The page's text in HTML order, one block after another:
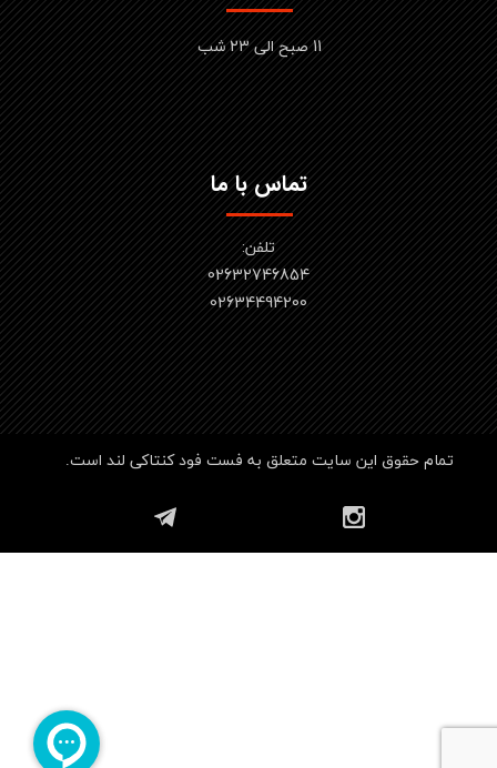
تمام حقوق این سایت متعلق به فست فود کنتاکی لند است.
11 صبح الی 23 شب
تماس با ما
تلفن:
02632746854
​​​​​​​02634494200